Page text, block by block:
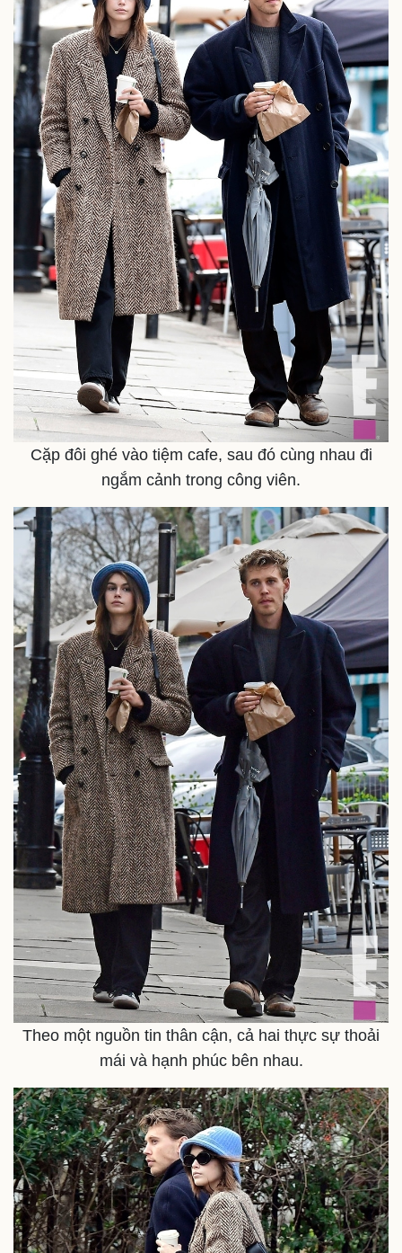
Kinh tế
Thị trường
Giá vàng
Tiêu dùng
Tỷ giá
Chứng khoán
Giá cà phê
Pháp luật
Vụ án
Tin nóng
Tư vấn luật
Quân sự - Quốc phòng
Vũ khí
Việt Nam
Phân tích
Cặp đôi ghé vào tiệm cafe, sau đó cùng nhau đi
ngắm cảnh trong công viên.
Theo một nguồn tin thân cận, cả hai thực sự thoải
mái và hạnh phúc bên nhau.